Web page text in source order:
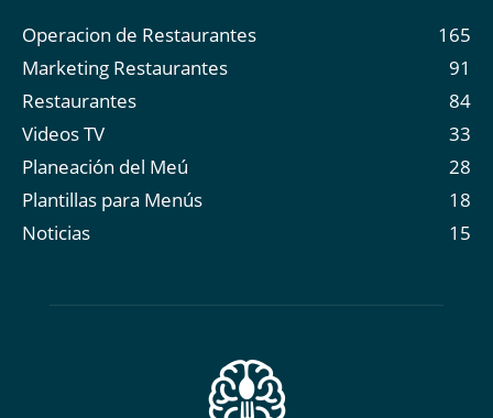
Operacion de Restaurantes
165
Marketing Restaurantes
91
Restaurantes
84
Videos TV
33
Planeación del Meú
28
Plantillas para Menús
18
Noticias
15